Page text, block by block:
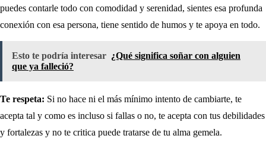
puedes contarle todo con comodidad y serenidad, sientes esa profunda
conexión con esa persona, tiene sentido de humos y te apoya en todo.
Esto te podría interesar ¿Qué significa soñar con alguien
que ya falleció?
Te respeta: Si no hace ni el más mínimo intento de cambiarte, te
acepta tal y como es incluso si fallas o no, te acepta con tus debilidades
y fortalezas y no te critica puede tratarse de tu alma gemela.